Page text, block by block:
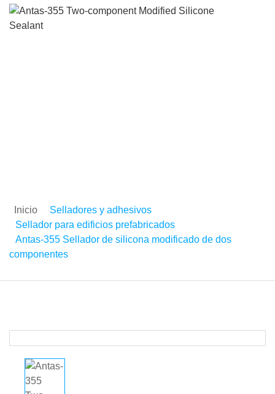
Inicio
Selladores y adhesivos
Sellador para edificios prefabricados
Antas-355 Sellador de silicona modificado de dos
componentes